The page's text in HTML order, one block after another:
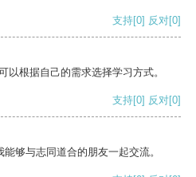
支持[0] 反对[0]
以根据自己的需求选择学习方式。
支持[0] 反对[0]
够与志同道合的朋友一起交流。